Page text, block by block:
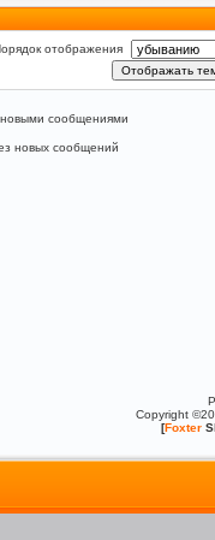
отображения
сообщениями
новых сообщений
Copyright
[Foxter